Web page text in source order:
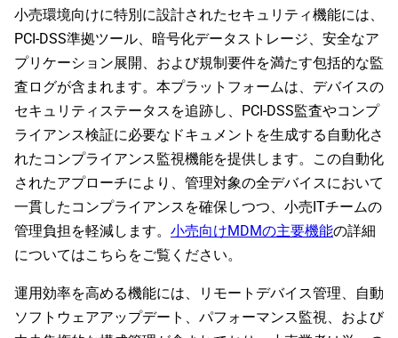
小売環境向けに特別に設計されたセキュリティ機能には、
PCI-DSS準拠ツール、暗号化データストレージ、安全なア
プリケーション展開、および規制要件を満たす包括的な監
査ログが含まれます。本プラットフォームは、デバイスの
セキュリティステータスを追跡し、PCI-DSS監査やコンプ
ライアンス検証に必要なドキュメントを生成する自動化さ
れたコンプライアンス監視機能を提供します。この自動化
されたアプローチにより、管理対象の全デバイスにおいて
一貫したコンプライアンスを確保しつつ、小売ITチームの
管理負担を軽減します。 小売向けMDMの主要機能の詳細
についてはこちらをご覧ください。
運用効率を高める機能には、リモートデバイス管理、自動
ソフトウェアアップデート、パフォーマンス監視、および